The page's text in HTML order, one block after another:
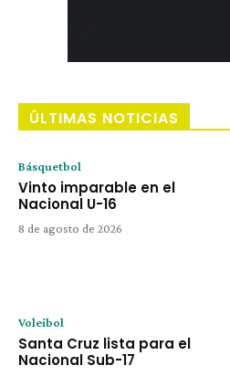
ÚLTIMAS NOTICIAS
Básquetbol
Vinto imparable en el
Nacional U-16
8 de agosto de 2026
Voleibol
Santa Cruz lista para el
Nacional Sub-17